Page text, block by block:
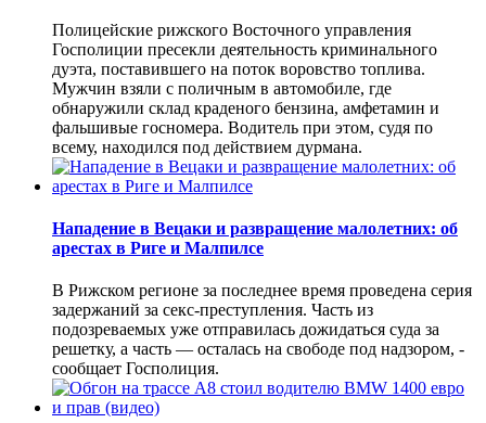
Полицейские рижского Восточного управления
Госполиции пресекли деятельность криминального
дуэта, поставившего на поток воровство топлива.
Мужчин взяли с поличным в автомобиле, где
обнаружили склад краденого бензина, амфетамин и
фальшивые госномера. Водитель при этом, судя по
всему, находился под действием дурмана.
Нападение в Вецаки и развращение малолетних: об
арестах в Риге и Малпилсе
В Рижском регионе за последнее время проведена серия
задержаний за секс-преступления. Часть из
подозреваемых уже отправилась дожидаться суда за
решетку, а часть — осталась на свободе под надзором, -
сообщает Госполиция.